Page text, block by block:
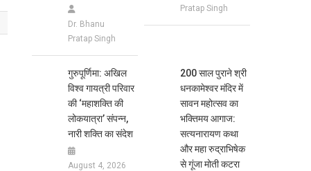
Dr. Bhanu
Pratap Singh
Pratap Singh
गुरुपूर्णिमा: अखिल
विश्व गायत्री परिवार
की ‘महाशक्ति की
लोकयात्रा’ संपन्न,
नारी शक्ति का संदेश
August 4, 2026
200 साल पुराने श्री
धनकामेश्वर मंदिर में
सावन महोत्सव का
भक्तिमय आगाज:
सत्यनारायण कथा
और महा रुद्राभिषेक
से गूंजा मोती कटरा